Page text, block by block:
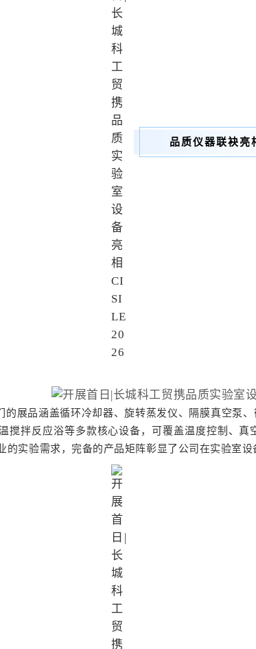
品质仪器联袂亮
的展品涵盖循环冷却器、旋转蒸发仪、隔膜真空泵
搅拌反应浴等多款核心设备，可覆盖温度控制、
的实验需求，完备的产品矩阵彰显了公司在实验室设